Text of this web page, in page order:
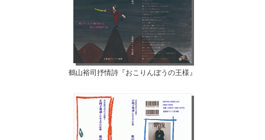
鶴山裕司抒情詩『おこりんぼうの王様』